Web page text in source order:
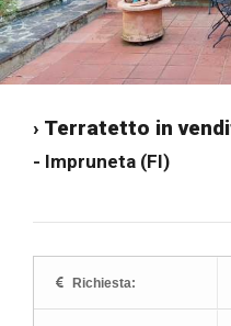
› Terratetto in
- Impruneta (FI)
Richiesta: